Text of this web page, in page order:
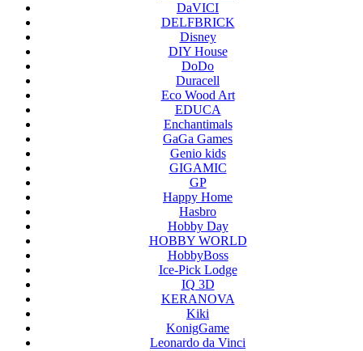
DaVICI
DELFBRICK
Disney
DIY House
DoDo
Duracell
Eco Wood Art
EDUCA
Enchantimals
GaGa Games
Genio kids
GIGAMIC
GP
Happy Home
Hasbro
Hobby Day
HOBBY WORLD
HobbyBoss
Ice-Pick Lodge
IQ 3D
KERANOVA
Kiki
KonigGame
Leonardo da Vinci